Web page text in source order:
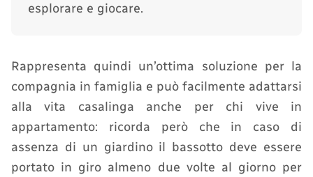
esplorare e giocare.
Rappresenta quindi un’ottima soluzione per la
compagnia in famiglia e può facilmente adattarsi
alla vita casalinga anche per chi vive in
appartamento: ricorda però che in caso di
assenza di un giardino il bassotto deve essere
portato in giro almeno due volte al giorno per